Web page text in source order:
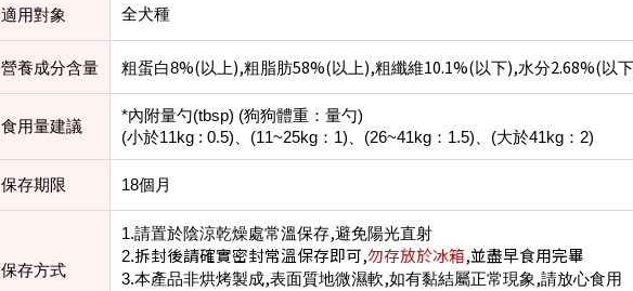
適用對象 全犬種
營養成分含量 粗蛋白8%(以上),粗脂肪58%(以上),粗纖維10.1%(以下),水分2.68%(以下
食用量建議
*內附量勺(tbsp) (狗狗體重：量勺)
(小於11kg : 0.5)、(11~25kg：1)、(26~41kg：1.5)、(大於41kg：2)
保存期限 18個月
保存方式
1.請置於陰涼乾燥處常溫保存,避免陽光直射
2.拆封後請確實密封常溫保存即可,勿存放於冰箱,並盡早食用完畢
3.本產品非烘烤製成,表面質地微濕軟,如有黏結屬正常現象,請放心食用